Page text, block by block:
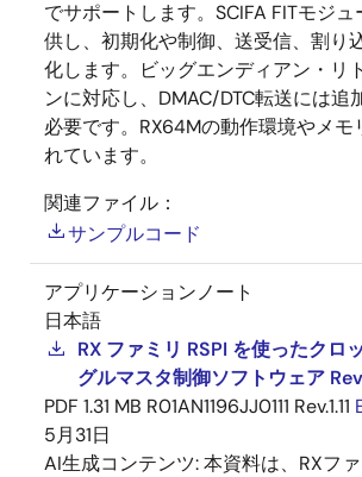
でサポートします。SCIFA FITモジュ
供し、初期化や制御、送受信、割り
化します。ビッグエンディアン・リ
ンに対応し、DMAC/DTC転送には追
必要です。RX64Mの動作環境やメモ
れています。
関連ファイル：
サンプルコード
アプリケーションノート
日本語
RX ファミリ RSPI を使ったクロ
グルマスタ制御ソフトウェア
PDF 1.31 MB R01AN1196JJ0111 Rev.1.11
5月31日
AI生成コンテンツ:本資料は、RXフ